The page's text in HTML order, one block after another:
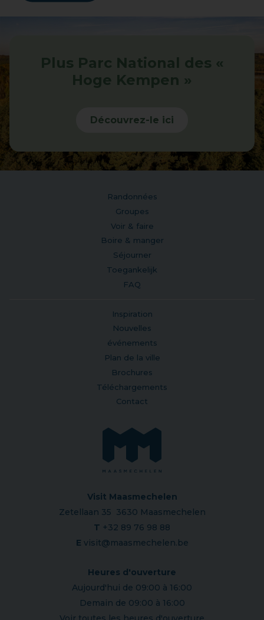
Plus Parc National des «
Hoge Kempen »
Découvrez-le ici
Randonnées
Groupes
Voir & faire
Boire & manger
Séjourner
Toegankelijk
FAQ
Inspiration
Nouvelles
événements
Plan de la ville
Brochures
Téléchargements
Contact
Visit Maasmechelen
Zetellaan 35 3630 Maasmechelen
T +32 89 76 98 88
E visit@maasmechelen.be
Heures d'ouverture
Aujourd'hui de 09:00 à 16:00
Demain de 09:00 à 16:00